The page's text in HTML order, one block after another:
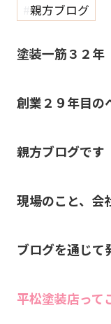
親方ブログ
塗装一筋３２年
創業２９年目の
親方ブログです
現場のこと、会
ブログを通じて
平松塗装店って